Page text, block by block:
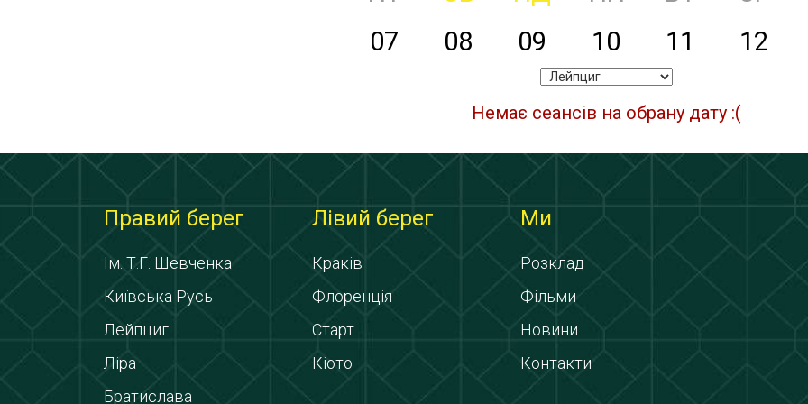
07
08 09 10 11 12
Немає сеансів на обрану дату :(
Правий берег
Ім. Т.Г. Шевченка
Київська Русь
Лейпциг
Ліра
Братислава
Лівий берег
Краків
Флоренція
Старт
Кіото
Ми
Розклад
Фільми
Новини
Контакти